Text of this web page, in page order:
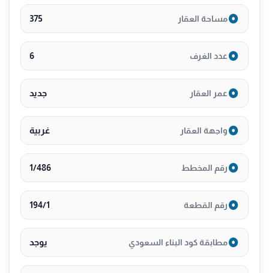
مساحة العقار 375
عدد الغرف 6
عمر العقار جديد
واجهة العقار غربية
رقم المخطط 1/486
رقم القطعة 194/1
مطابقة كود البناء السعودي يوجد